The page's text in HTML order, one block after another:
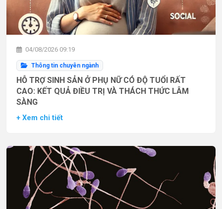
04/08/2026 09:19
Thông tin chuyên ngành
HỖ TRỢ SINH SẢN Ở PHỤ NỮ CÓ ĐỘ TUỔI RẤT
CAO: KẾT QUẢ ĐIỀU TRỊ VÀ THÁCH THỨC LÂM
SÀNG
+ Xem chi tiết